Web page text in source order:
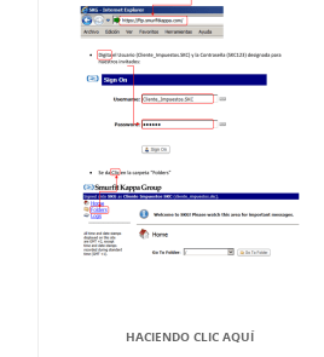
HACIENDO CLIC AQUÍ